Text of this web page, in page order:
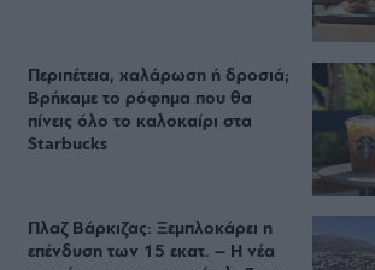
Περιπέτεια, χαλάρωση ή δροσιά;
Βρήκαμε το ρόφημα που θα
πίνεις όλο το καλοκαίρι στα
Starbucks
Πλαζ Βάρκιζας: Ξεμπλοκάρει η
επένδυση των 15 εκατ. – Η νέα